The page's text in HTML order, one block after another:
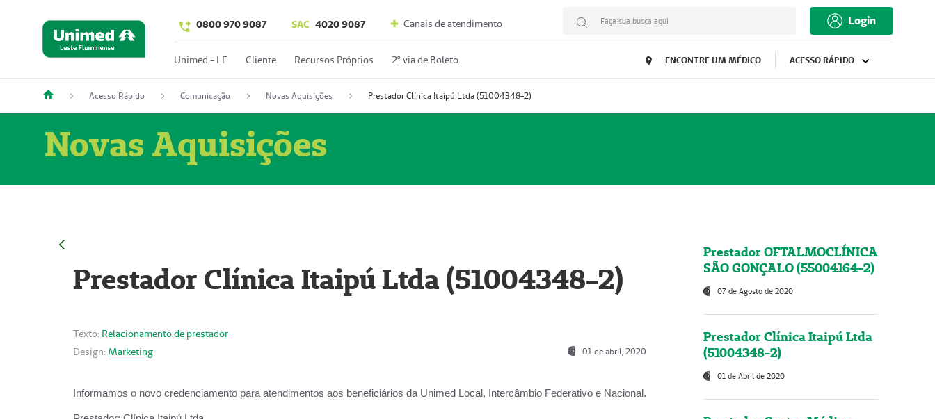
0800 970 9087 SAC 4020 9087 Canais de atendimento Faça sua busca aqui Login
Unimed - LF Cliente Recursos Próprios 2º via de Boleto ENCONTRE UM MÉDICO ACESSO RÁPIDO
Acesso Rápido Comunicação Novas Aquisições Prestador Clínica Itaipú Ltda (51004348-2)
Novas Aquisições
Prestador Clínica Itaipú Ltda (51004348-2)
Texto: Relacionamento de prestador
Design: Marketing 01 de abril, 2020
Informamos o novo credenciamento para atendimentos aos beneficiários da Unimed Local, Intercâmbio Federativo e Nacional.
Prestador OFTALMOCLÍNICA
SÃO GONÇALO (55004164-2)
07 de Agosto de 2020
Prestador Clínica Itaipú Ltda
(51004348-2)
01 de Abril de 2020